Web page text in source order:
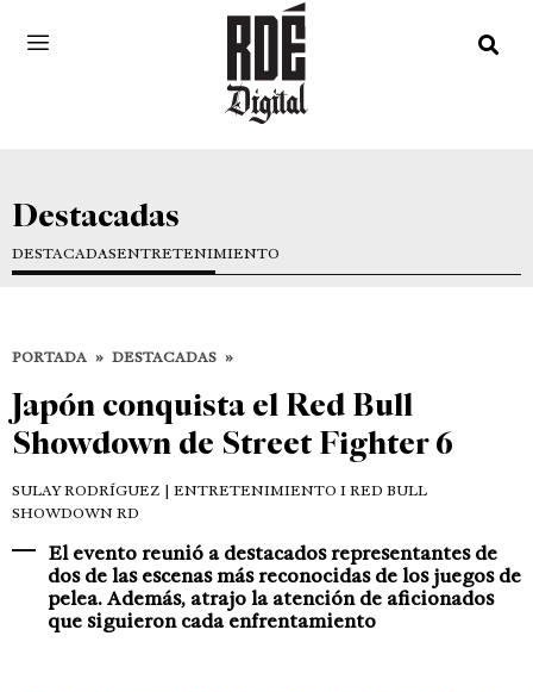
Destacadas
DESTACADASENTRETENIMIENTO
PORTADA » DESTACADAS »
Japón conquista el Red Bull
Showdown de Street Fighter 6
SULAY RODRÍGUEZ | ENTRETENIMIENTO I RED BULL
SHOWDOWN RD
El evento reunió a destacados representantes de
dos de las escenas más reconocidas de los juegos de
pelea. Además, atrajo la atención de aficionados
que siguieron cada enfrentamiento